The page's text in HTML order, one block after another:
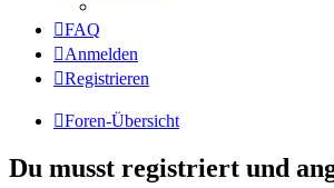
FAQ
Anmelden
Registrieren
Foren-Übersicht
Du musst registriert und